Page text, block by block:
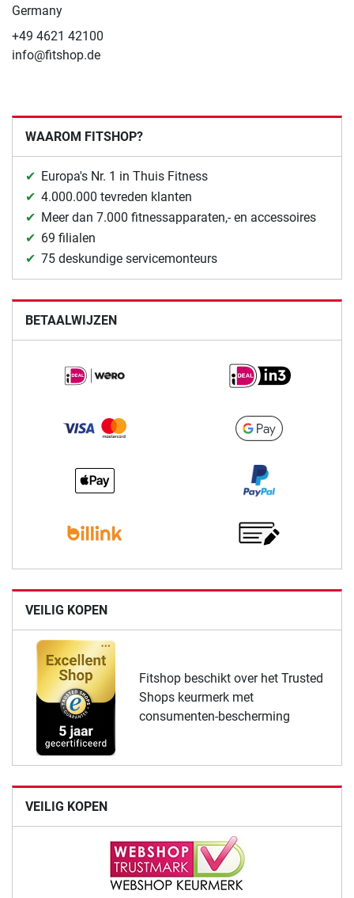
Germany
+49 4621 42100
info@fitshop.de
WAAROM FITSHOP?
Europa's Nr. 1 in Thuis Fitness
4.000.000 tevreden klanten
Meer dan 7.000 fitnessapparaten,- en accessoires
69 filialen
75 deskundige servicemonteurs
BETAALWIJZEN
VEILIG KOPEN
Fitshop beschikt over het Trusted
Shops keurmerk met
consumenten-bescherming
VEILIG KOPEN